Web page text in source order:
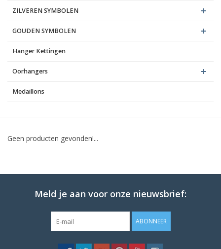
ZILVEREN SYMBOLEN
GOUDEN SYMBOLEN
Hanger Kettingen
Oorhangers
Medaillons
Geen producten gevonden!...
Meld je aan voor onze nieuwsbrief:
ABONNEER